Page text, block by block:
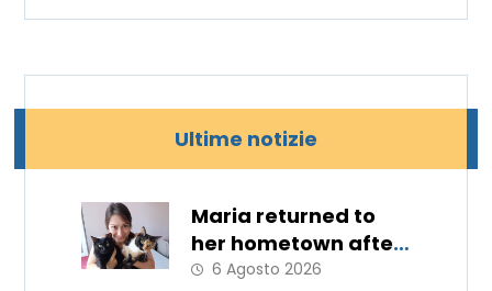
Ultime notizie
Maria returned to
her hometown after
11 months
6 Agosto 2026